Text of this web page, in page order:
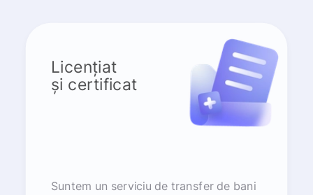
Licențiat
și certificat
Suntem un serviciu de transfer de bani